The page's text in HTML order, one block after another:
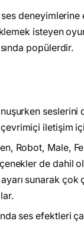
deneyimlerine
isteyen
popülerdir.
iletişim
Robot, Male,
de dahil
sunarak çok
ses efektleri